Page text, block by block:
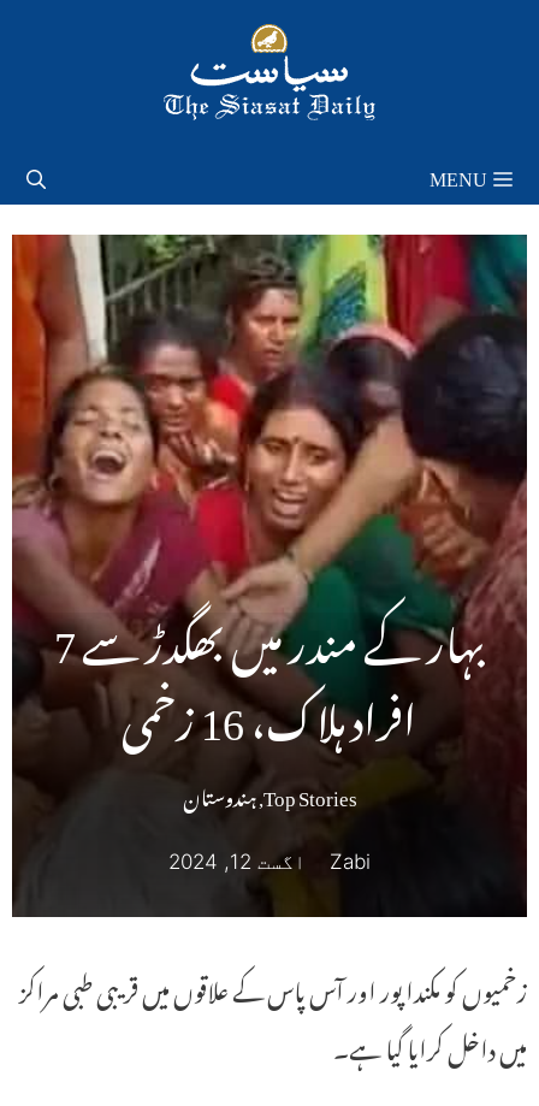
MENU
بہار کے مندر میں بھگدڑ سے 7
افراد ہلاک، 16 زخمی
Top Stories
,ہندوستان
Zabi اگست 12, 2024
زخمیوں کو مکندا پور اور آس پاس کے علاقوں میں قریبی طبی مراکز
میں داخل کرایا گیا ہے۔